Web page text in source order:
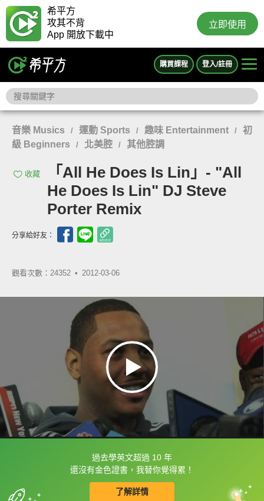
希平方
攻其不背
App 開放下載中
立即使用
購買課程 登入/註冊
音樂 Musics / 運動 Sports / 趣味 Entertainment /
初
級 Beginners
/ 北美腔 / 其他腔調
收藏
「All He Does Is Lin」- "All
He Does Is Lin" DJ Steve
Porter Remix
分享給好友：
觀看次數：24352 • 2012-03-06
過去學英文超過 10 年
還沒有金色證書，我替你覺得累！
了解詳情
框選或點兩下字幕可以直接查字典喔！